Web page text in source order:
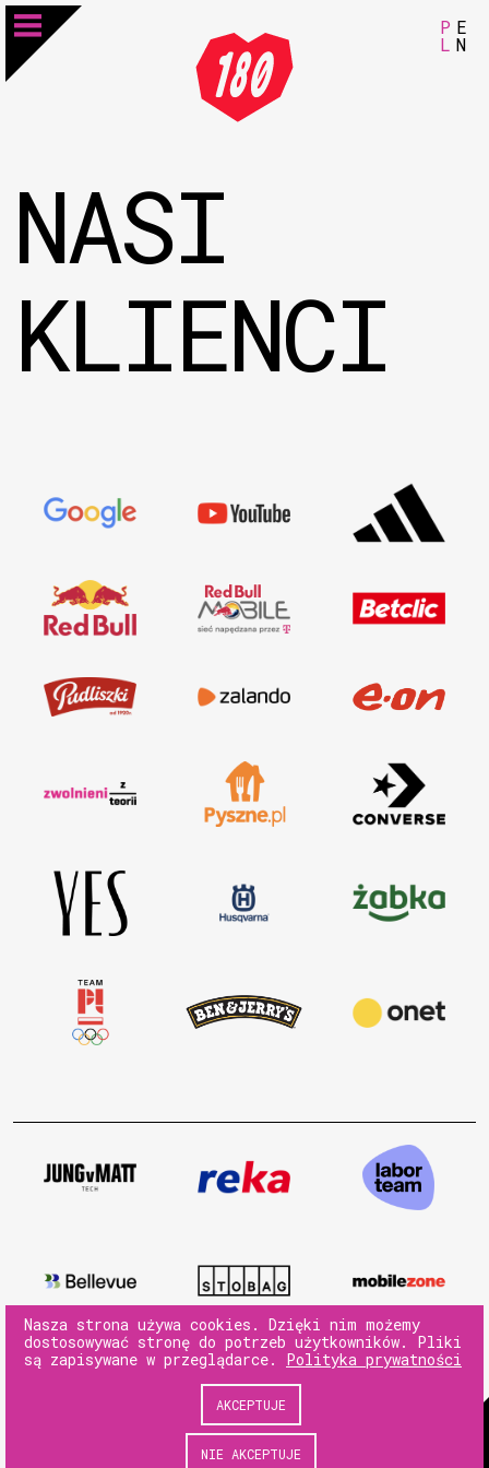
P
L
E
N
NASI
KLIENCI
Nasza strona używa cookies. Dzięki nim możemy
dostosowywać stronę do potrzeb użytkowników. Pliki
są zapisywane w przeglądarce. Polityka prywatności
NIE AKCEPTUJE
AKCEPTUJE